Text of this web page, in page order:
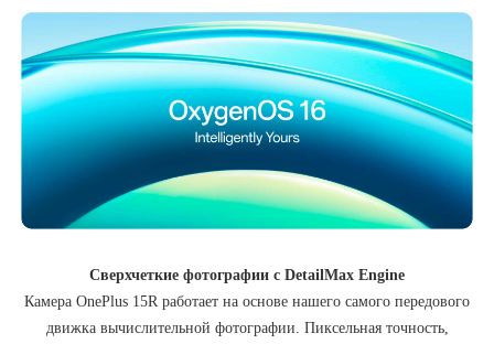
Сверхчеткие фотографии с DetailMax Engine
Камера OnePlus 15R работает на основе нашего самого передового
движка вычислительной фотографии. Пиксельная точность,